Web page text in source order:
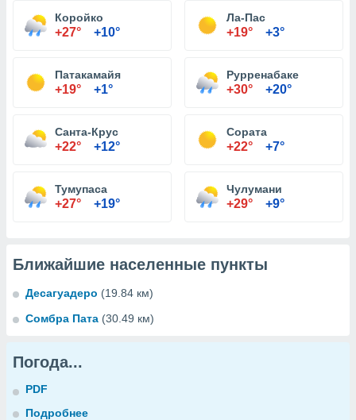
Коройко
+27° +10°
Ла-Пас
+19° +3°
Патакамайя
+19° +1°
Рурренабаке
+30° +20°
Санта-Крус
+22° +12°
Сората
+22° +7°
Тумупаса
+27° +19°
Чулумани
+29° +9°
Ближайшие населенные пункты
Десагуадеро (19.84 км)
Сомбра Пата (30.49 км)
Погода...
PDF
Подробнее